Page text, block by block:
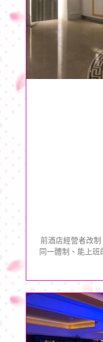
前酒店經營者改
同一體制、能上